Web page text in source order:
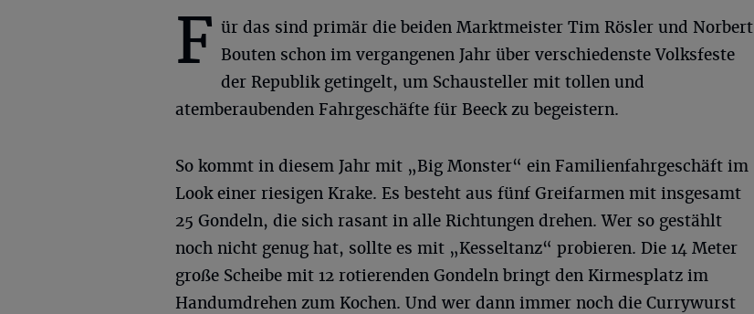
F ür das sind primär die beiden Marktmeister Tim Rösler und Norbert
Bouten schon im vergangenen Jahr über verschiedenste Volksfeste
der Republik getingelt, um Schausteller mit tollen und
atemberaubenden Fahrgeschäfte für Beeck zu begeistern.
So kommt in diesem Jahr mit „Big Monster“ ein Familienfahrgeschäft im
Look einer riesigen Krake. Es besteht aus fünf Greifarmen mit insgesamt
25 Gondeln, die sich rasant in alle Richtungen drehen. Wer so gestählt
noch nicht genug hat, sollte es mit „Kesseltanz“ probieren. Die 14 Meter
große Scheibe mit 12 rotierenden Gondeln bringt den Kirmesplatz im
Handumdrehen zum Kochen. Und wer dann immer noch die Currywurst